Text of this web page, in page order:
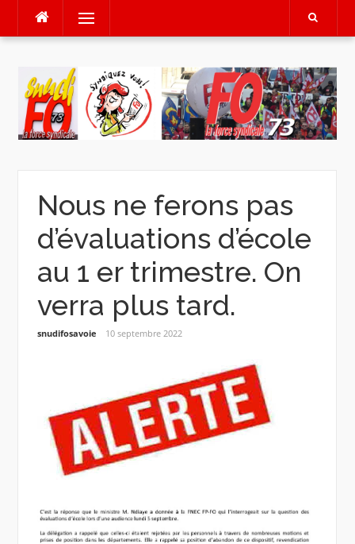
contenu
Menu
Nous ne ferons pas
d’évaluations d’école
au 1 er trimestre. On
verra plus tard.
snudifosavoie 10 septembre 2022